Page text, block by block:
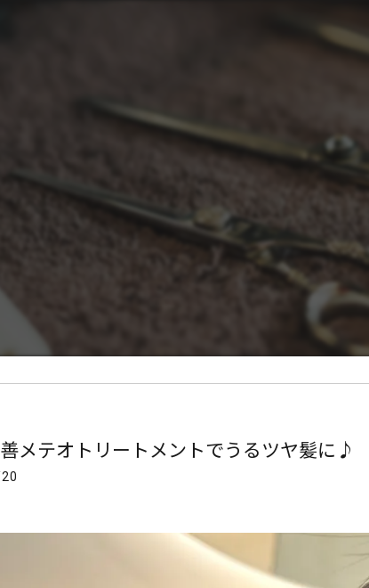
メテオトリートメントでうるツヤ髪に♪